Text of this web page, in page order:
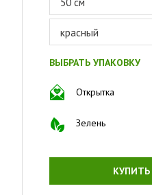
ВЫБРАТЬ УПАКОВКУ
Открытка
Зелень
КУПИТЬ